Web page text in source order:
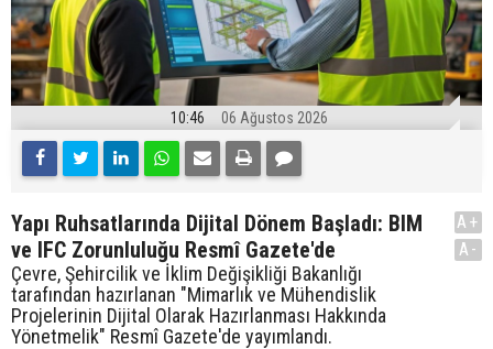
10:46 06 Ağustos 2026
Yapı Ruhsatlarında Dijital Dönem Başladı: BIM
ve IFC Zorunluluğu Resmî Gazete'de
Çevre, Şehircilik ve İklim Değişikliği Bakanlığı
tarafından hazırlanan "Mimarlık ve Mühendislik
Projelerinin Dijital Olarak Hazırlanması Hakkında
Yönetmelik" Resmî Gazete'de yayımlandı.
A+
A-